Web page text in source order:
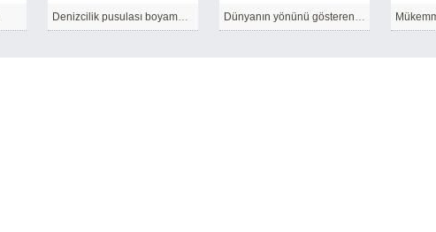
Denizcilik pusulası boyama sayfası. Dünyanın yönünü gösteren bir cihaz.